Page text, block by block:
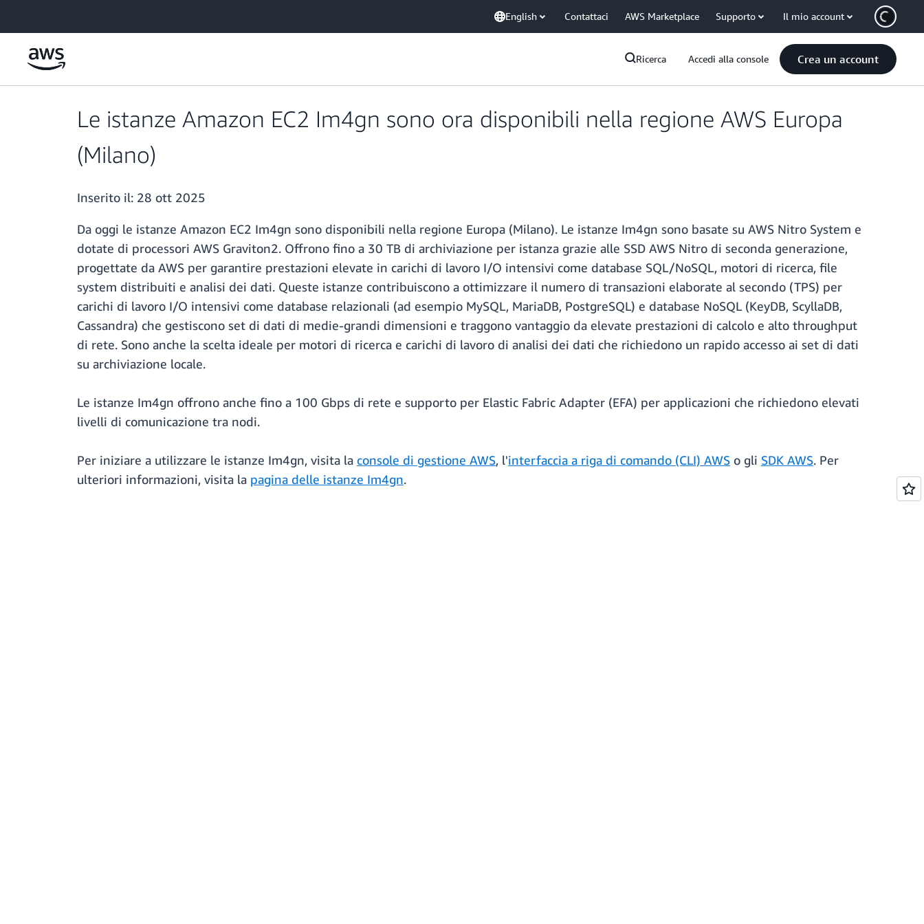
English Contattaci AWS Marketplace Supporto Il mio account
Ricerca Accedi alla console Crea un account
Le istanze Amazon EC2 Im4gn sono ora disponibili nella regione AWS Europa
(Milano)
Inserito il: 28 ott 2025
Da oggi le istanze Amazon EC2 Im4gn sono disponibili nella regione Europa (Milano). Le istanze Im4gn sono basate su AWS Nitro System e
dotate di processori AWS Graviton2. Offrono fino a 30 TB di archiviazione per istanza grazie alle SSD AWS Nitro di seconda generazione,
progettate da AWS per garantire prestazioni elevate in carichi di lavoro I/O intensivi come database SQL/NoSQL, motori di ricerca, file
system distribuiti e analisi dei dati. Queste istanze contribuiscono a ottimizzare il numero di transazioni elaborate al secondo (TPS) per
carichi di lavoro I/O intensivi come database relazionali (ad esempio MySQL, MariaDB, PostgreSQL) e database NoSQL (KeyDB, ScyllaDB,
Cassandra) che gestiscono set di dati di medie-grandi dimensioni e traggono vantaggio da elevate prestazioni di calcolo e alto throughput
di rete. Sono anche la scelta ideale per motori di ricerca e carichi di lavoro di analisi dei dati che richiedono un rapido accesso ai set di dati
su archiviazione locale.
Le istanze Im4gn offrono anche fino a 100 Gbps di rete e supporto per Elastic Fabric Adapter (EFA) per applicazioni che richiedono elevati
livelli di comunicazione tra nodi.
Per iniziare a utilizzare le istanze Im4gn, visita la console di gestione AWS, l'interfaccia a riga di comando (CLI) AWS o gli SDK AWS. Per
ulteriori informazioni, visita la pagina delle istanze Im4gn.